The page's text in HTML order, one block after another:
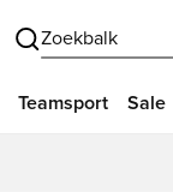
Zoekbalk
Teamsport Sale